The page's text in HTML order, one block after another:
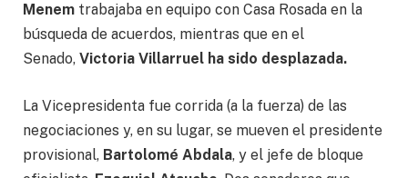
Menem trabajaba en equipo con Casa Rosada en la
búsqueda de acuerdos, mientras que en el
Senado, Victoria Villarruel ha sido desplazada.
La Vicepresidenta fue corrida (a la fuerza) de las
negociaciones y, en su lugar, se mueven el presidente
provisional, Bartolomé Abdala, y el jefe de bloque